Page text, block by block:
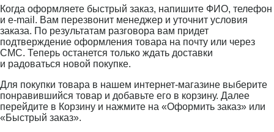
Когда оформляете быстрый заказ, напишите ФИО, телефон
и e-mail. Вам перезвонит менеджер и уточнит условия
заказа. По результатам разговора вам придет
подтверждение оформления товара на почту или через
СМС. Теперь останется только ждать доставки
и радоваться новой покупке.
Для покупки товара в нашем интернет-магазине выберите
понравившийся товар и добавьте его в корзину. Далее
перейдите в Корзину и нажмите на «Оформить заказ» или
«Быстрый заказ».